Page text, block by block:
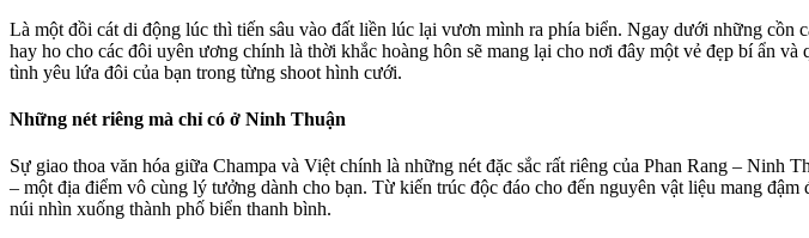
Là một đồi cát di động lúc thì tiến sâu vào đất liền lúc lại vươn mình ra phía biển. Ngay dưới những
hay ho cho các đôi uyên ương chính là thời khắc hoàng hôn sẽ mang lại cho nơi đây một vẻ đẹp bí ẩn
tình yêu lứa đôi của bạn trong từng shoot hình cưới.
Những nét riêng mà chỉ có ở Ninh Thuận
Sự giao thoa văn hóa giữa Champa và Việt chính là những nét đặc sắc rất riêng của Phan Rang – Ninh
– một địa điểm vô cùng lý tưởng dành cho bạn. Từ kiến trúc độc đáo cho đến nguyên vật liệu mang
núi nhìn xuống thành phố biển thanh bình.